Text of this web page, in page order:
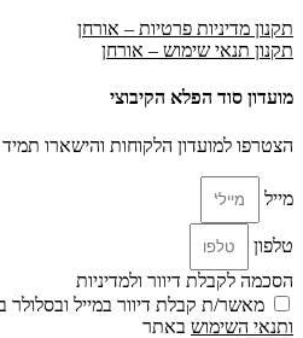
תקנון מדיניות פרטיות – אורחן
תקנון תנאי שימוש – אורחן
מועדון סוד הפלא הקיבוצי
הצטרפו למועדון הלקוחות והישארו
מייל
טלפון
הסכמה לקבלת דיוור ולמדיניות
מאשר/ת קבלת דיוור במייל
ותנאי השימוש באתר